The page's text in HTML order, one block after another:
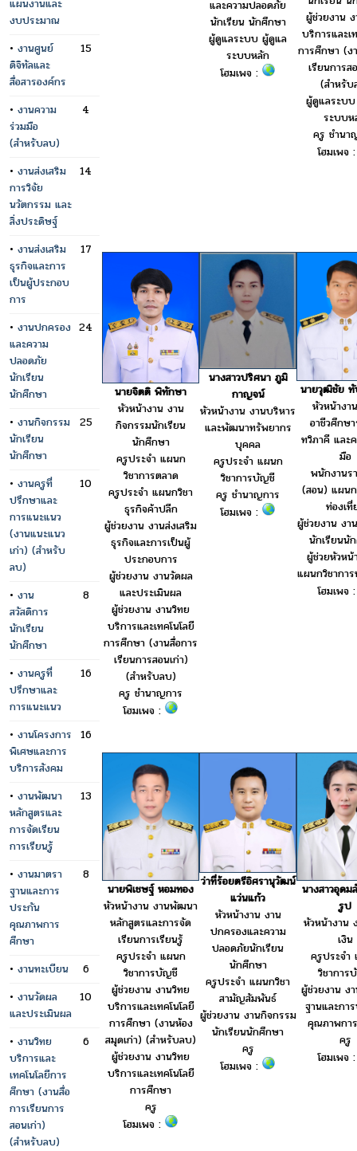
แผนงานและ
งบประมาณ
• งานศูนย์
ดิจิทัลและ
สื่อสารองค์กร
15
• งานความ
ร่วมมือ
(สำหรับลบ)
4
• งานส่งเสริม
การวิจัย
นวัตกรรม และ
สิ่งประดิษฐ์
14
• งานส่งเสริม
ธุรกิจและการ
เป็นผู้ประกอบ
การ
17
• งานปกครอง
และความ
ปลอดภัย
นักเรียน
นักศึกษา
24
• งานกิจกรรม
นักเรียน
นักศึกษา
25
• งานครูที่
ปรึกษาและ
การแนะแนว
(งานแนะแนว
เก่า) (สำหรับ
ลบ)
10
• งาน
สวัสดิการ
นักเรียน
นักศึกษา
8
• งานครูที่
ปรึกษาและ
การแนะแนว
16
• งานโครงการ
พิเศษและการ
บริการสังคม
16
• งานพัฒนา
หลักสูตรและ
การจัดเรียน
การเรียนรู้
13
• งานมาตรา
ฐานและการ
ประกัน
คุณภาพการ
ศึกษา
8
• งานทะเบียน
6
• งานวัดผล
และประเมินผล
10
• งานวิทย
บริการและ
เทคโนโลยีการ
ศึกษา (งานสื่อ
การเรียนการ
สอนเก่า)
(สำหรับลบ)
6
และความปลอดภัย
นักเรียน นักศึกษา
ผู้ดูแลระบบ ผู้ดูแล
ระบบหลัก
โฮมเพจ :
ผู้ช่วยงาน
บริการและเ
การศึกษา (ง
เรียนการส
(สำหรั
ผู้ดูแลระบ
ระบบ
ครู ชำนา
โฮมเพจ
นายจิตติ พิทักษา
หัวหน้างาน งาน
กิจกรรมนักเรียน
นักศึกษา
ครูประจำ แผนก
วิชาการตลาด
ครูประจำ แผนกวิชา
ธุรกิจค้าปลีก
ผู้ช่วยงาน งานส่งเสริม
ธุรกิจและการเป็นผู้
ประกอบการ
ผู้ช่วยงาน งานวัดผล
และประเมินผล
ผู้ช่วยงาน งานวิทย
บริการและเทคโนโลยี
การศึกษา (งานสื่อการ
เรียนการสอนเก่า)
(สำหรับลบ)
ครู ชำนาญการ
โฮมเพจ :
นางสาวปริศนา ภูมิ
กาญจน์
หัวหน้างาน งานบริหาร
และพัฒนาทรัพยากร
บุคคล
ครูประจำ แผนก
วิชาการบัญชี
ครู ชำนาญการ
โฮมเพจ :
นายวุฒิชัย ทั
หัวหน้างา
อาชีวศึกษ
ทวิภาคี และ
มือ
พนักงานร
(สอน) แผนก
ท่องเที่
ผู้ช่วยงาน งา
นักเรียนนั
ผู้ช่วยหัวห
แผนกวิชากา
โฮมเพจ
นายพิเชษฐ์ หอมทอง
หัวหน้างาน งานพัฒนา
หลักสูตรและการจัด
เรียนการเรียนรู้
ครูประจำ แผนก
วิชาการบัญชี
ผู้ช่วยงาน งานวิทย
บริการและเทคโนโลยี
การศึกษา (งานห้อง
สมุดเก่า) (สำหรับลบ)
ผู้ช่วยงาน งานวิทย
บริการและเทคโนโลยี
การศึกษา
ครู
โฮมเพจ :
ว่าที่ร้อยตรีอิศรานุวัฒน์
แว่นแก้ว
หัวหน้างาน งาน
ปกครองและความ
ปลอดภัยนักเรียน
นักศึกษา
ครูประจำ แผนกวิชา
สามัญสัมพันธ์
ผู้ช่วยงาน งานกิจกรรม
นักเรียนนักศึกษา
ครู
โฮมเพจ :
นางสาวอุด
รูป
หัวหน้างาน
เงิน
ครูประจำ
วิชากา
ผู้ช่วยงาน ง
ฐานและกา
คุณภาพกา
ครู
โฮมเพจ